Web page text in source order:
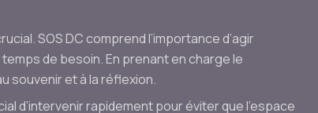
SOS DC comprend l’importance d’agir
de besoin. En prenant en charge le
souvenir et à la réflexion.
d’intervenir rapidement pour éviter que l’espace